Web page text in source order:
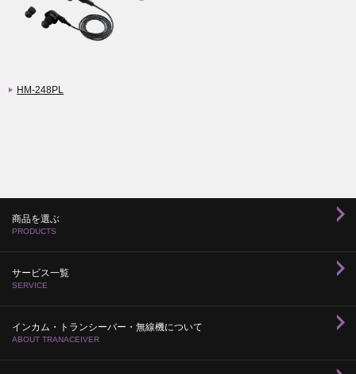
HM-248PL
商品を選ぶ
PRODUCTS
サービス一覧
SERVICE
インカム・トランシーバー・無線機について
ABOUT TRANACEIVER